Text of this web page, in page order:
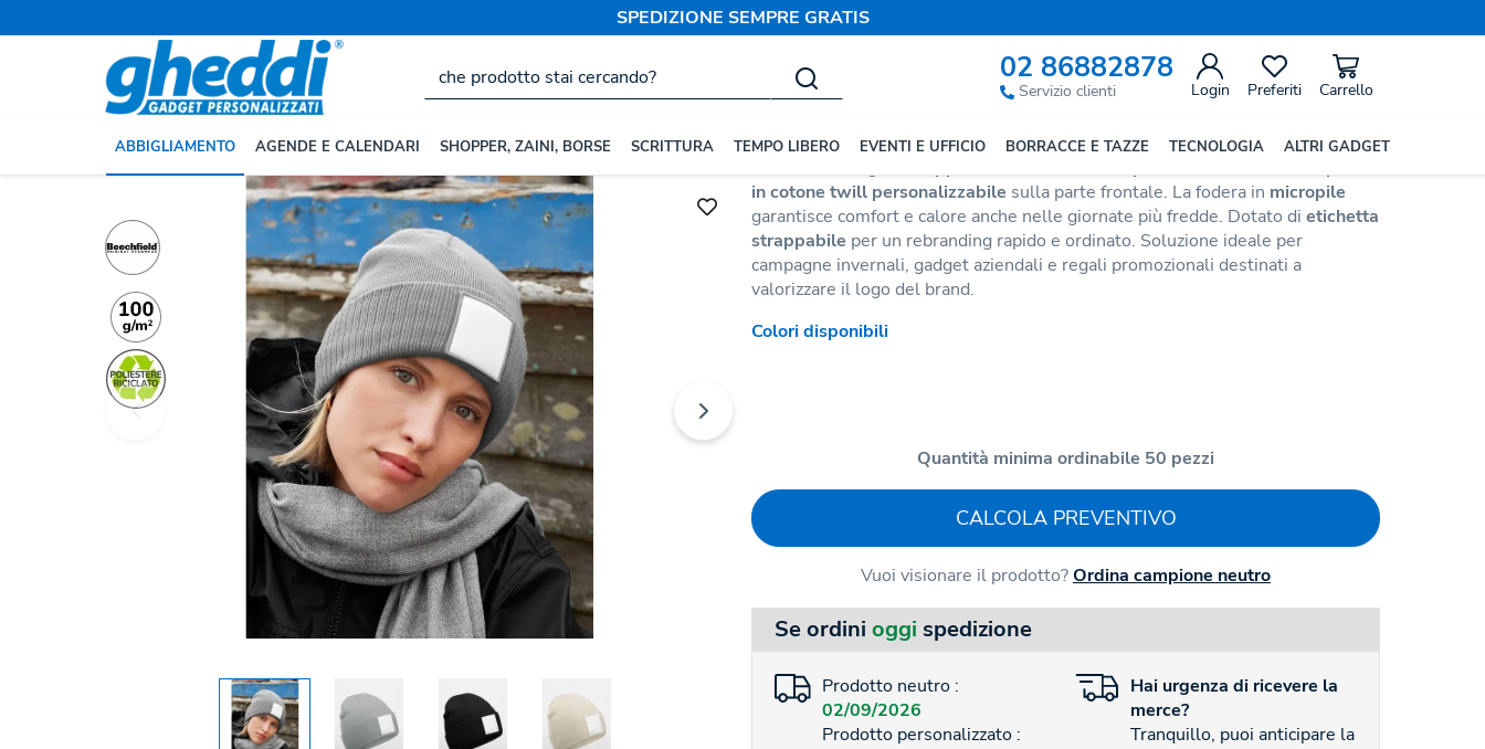
SPEDIZIONE SEMPRE GRATIS
02 86882878
Servizio clienti Login Preferiti Carrello
ABBIGLIAMENTO AGENDE E CALENDARI SHOPPER, ZAINI, BORSE SCRITTURA TEMPO LIBERO EVENTI E UFFICIO BORRACCE E TAZZE TECNOLOGIA ALTRI GADGET
Berretto in Maglia Con Patch Bianca
in cotone twill personalizzabile sulla parte frontale. La fodera in micropile
garantisce comfort e calore anche nelle giornate più fredde. Dotato di etichetta
strappabile per un rebranding rapido e ordinato. Soluzione ideale per
campagne invernali, gadget aziendali e regali promozionali destinati a
valorizzare il logo del brand.
Colori disponibili
Quantità minima ordinabile 50 pezzi
CALCOLA PREVENTIVO
Vuoi visionare il prodotto?Ordina campione neutro
Se ordini oggi spedizione
Prodotto neutro :
02/09/2026
Prodotto personalizzato :
Hai urgenza di ricevere la
merce?
Tranquillo, puoi anticipare la